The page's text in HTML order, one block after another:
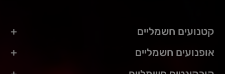
קטנועים חשמליים
אופנועים חשמליים